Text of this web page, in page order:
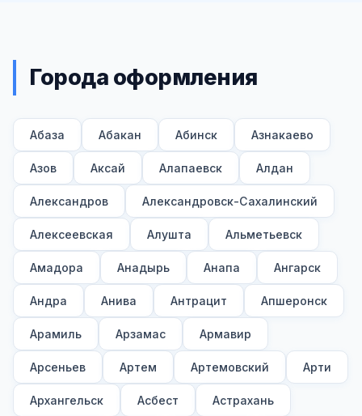
Города оформления
Абаза Абакан Абинск Азнакаево
Азов Аксай Алапаевск Алдан
Александров Александровск-Сахалинский
Алексеевская Алушта Альметьевск
Амадора Анадырь Анапа Ангарск
Андра Анива Антрацит Апшеронск
Арамиль Арзамас Армавир
Арсеньев Артем Артемовский Арти
Архангельск Асбест Астрахань